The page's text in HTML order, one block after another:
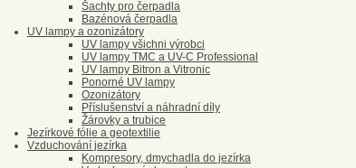
Šachty pro čerpadla
Bazénová čerpadla
UV lampy a ozonizátory
UV lampy všichni výrobci
UV lampy TMC a UV-C Professional
UV lampy Bitron a Vitronic
Ponorné UV lampy
Ozonizátory
Příslušenství a náhradní díly
Žárovky a trubice
Jezírkové fólie a geotextilie
Vzduchování jezírka
Kompresory, dmychadla do jezírka